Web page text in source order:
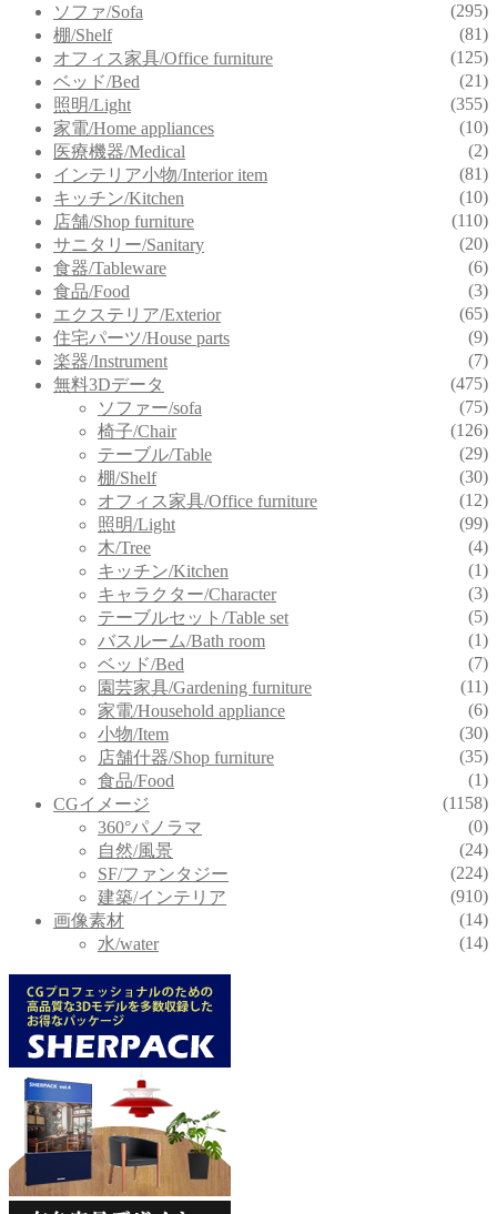
ソファ/Sofa
(295)
棚/Shelf
(81)
オフィス家具/Office furniture
(125)
ベッド/Bed
(21)
照明/Light
(355)
家電/Home appliances
(10)
医療機器/Medical
(2)
インテリア小物/Interior item
(81)
キッチン/Kitchen
(10)
店舗/Shop furniture
(110)
サニタリー/Sanitary
(20)
食器/Tableware
(6)
食品/Food
(3)
エクステリア/Exterior
(65)
住宅パーツ/House parts
(9)
楽器/Instrument
(7)
無料3Dデータ
(475)
ソファー/sofa
(75)
椅子/Chair
(126)
テーブル/Table
(29)
棚/Shelf
(30)
オフィス家具/Office furniture
(12)
照明/Light
(99)
木/Tree
(4)
キッチン/Kitchen
(1)
キャラクター/Character
(3)
テーブルセット/Table set
(5)
バスルーム/Bath room
(1)
ベッド/Bed
(7)
園芸家具/Gardening furniture
(11)
家電/Household appliance
(6)
小物/Item
(30)
店舗什器/Shop furniture
(35)
食品/Food
(1)
CGイメージ
(1158)
360°パノラマ
(0)
自然/風景
(24)
SF/ファンタジー
(224)
建築/インテリア
(910)
画像素材
(14)
水/water
(14)